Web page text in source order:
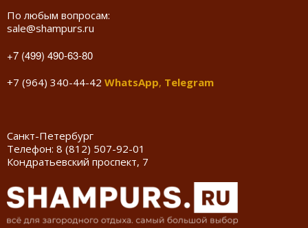
По любым вопросам:
sale@shampurs.ru
+7 (499) 490-63-80
+7 (964) 340-44-42 WhatsApp, Telegram
Санкт-Петербург
Телефон: 8 (812) 507-92-01
Кондратьевский проспект, 7